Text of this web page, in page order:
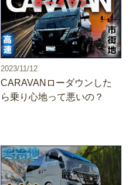
2023/11/12
CARAVANローダウンした
ら乗り心地って悪いの？